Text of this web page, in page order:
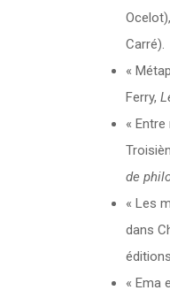
Carré).
«
Ferry,
«
de
« Les
dans
« Ema